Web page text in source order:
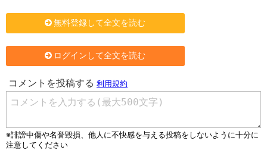
無料登録して全文を読む
ログインして全文を読む